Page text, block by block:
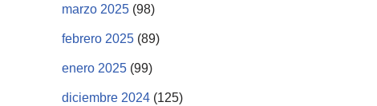
marzo 2025 (98)
febrero 2025 (89)
enero 2025 (99)
diciembre 2024 (125)